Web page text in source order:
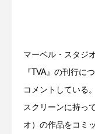
マーベル・スタジ
『TVA』の刊行に
コメントしている
スクリーンに持っ
オ）の作品をコミ